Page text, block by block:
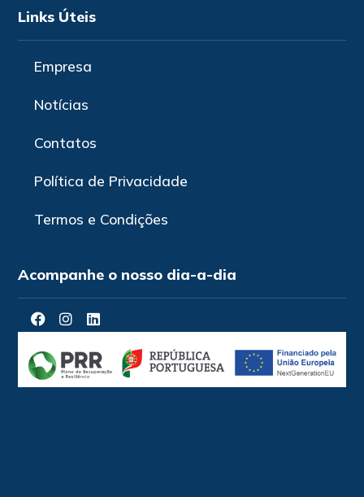
Links Úteis
Empresa
Notícias
Contatos
Política de Privacidade
Termos e Condições
Acompanhe o nosso dia-a-dia